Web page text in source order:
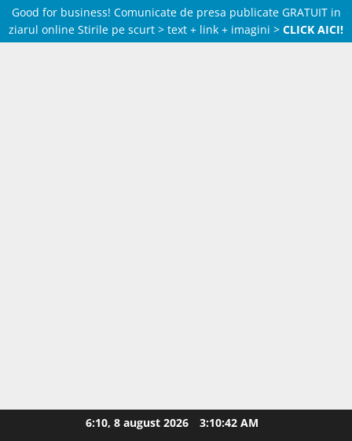
Good for business! Comunicate de presa publicate GRATUIT in
ziarul online Stirile pe scurt > text + link + imagini > CLICK AICI!
6:10, 8 august 2026 3:10:43 AM